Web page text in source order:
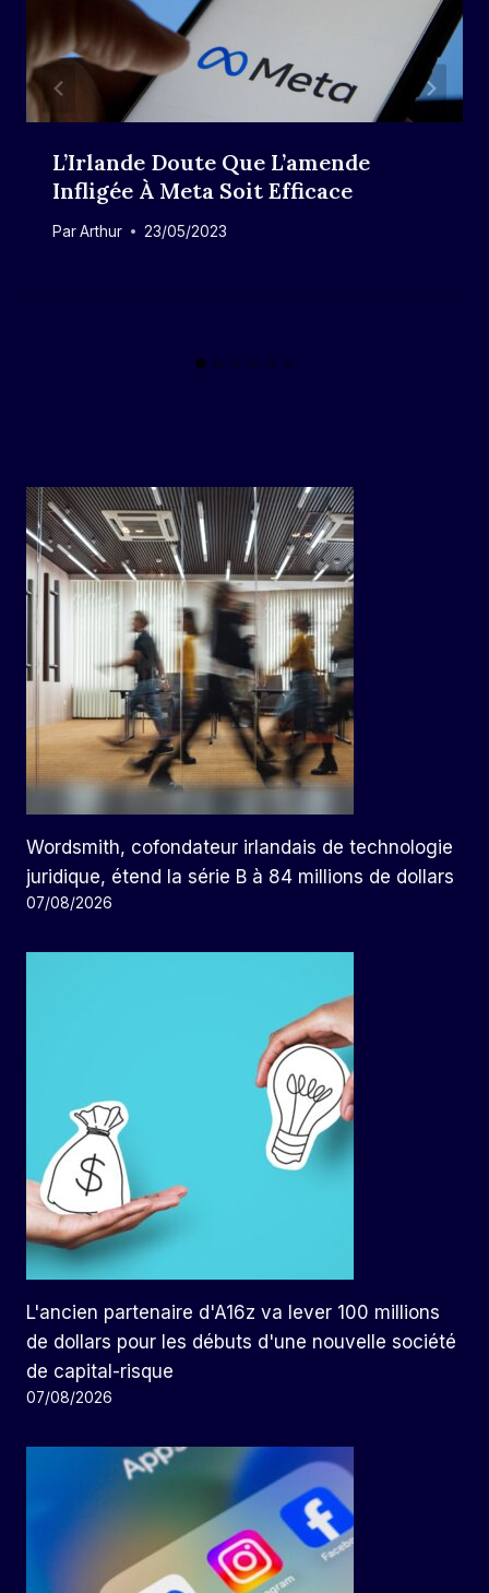
L’Irlande Doute Que L’amende
Infligée À Meta Soit Efficace
ParArthur 23/05/2023
Wordsmith, cofondateur irlandais de technologie
juridique, étend la série B à 84 millions de dollars
07/08/2026
L'ancien partenaire d'A16z va lever 100 millions
de dollars pour les débuts d'une nouvelle société
de capital-risque
07/08/2026